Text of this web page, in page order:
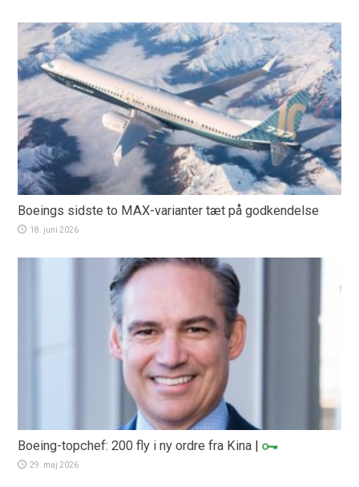
Boeings sidste to MAX-varianter tæt på godkendelse
18. juni 2026
Boeing-topchef: 200 fly i ny ordre fra Kina |
29. maj 2026